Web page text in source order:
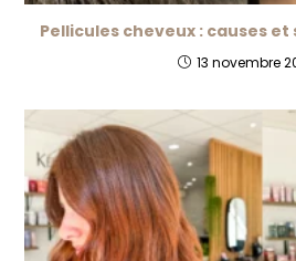
Pellicules cheveux : causes
13 novembre